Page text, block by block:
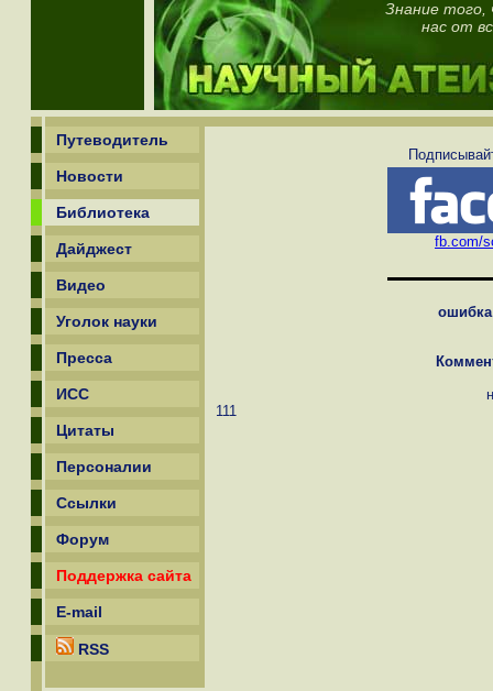
Знание того,
нас от
Путеводитель
Новости
Библиотека
Дайджест
Видео
Уголок науки
Пресса
ИСС
Цитаты
Персоналии
Ссылки
Форум
Поддержка сайта
E-mail
RSS
fb.com/
111